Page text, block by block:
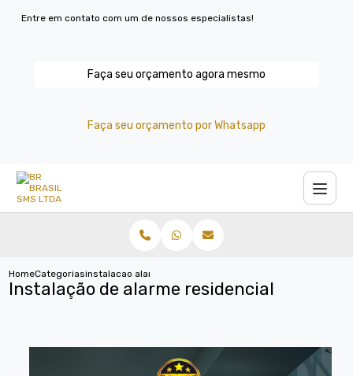
Entre em contato com um de nossos especialistas!
Faça seu orçamento agora mesmo
Faça seu orçamento por Whatsapp
HomeCategoriasinstalacao alarme residencial
Instalação de alarme residencial